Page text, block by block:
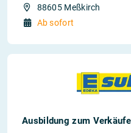
88605 Meßkirch
Ab sofort
Ausbildung zum